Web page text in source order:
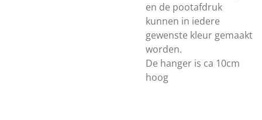
en de pootafdruk
kunnen in iedere
gewenste kleur gemaakt
worden.
De hanger is ca 10cm
hoog